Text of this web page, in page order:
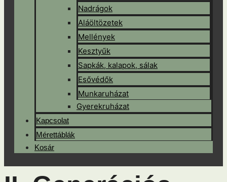
Nadrágok
Aláöltözetek
Mellények
Kesztyűk
Sapkák, kalapok, sálak
Esővédők
Munkaruházat
Gyerekruházat
Kapcsolat
Mérettáblák
Kosár